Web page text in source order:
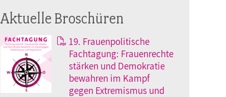
Aktuelle Broschüren
19. Frauenpolitische
Fachtagung: Frauenrechte
stärken und Demokratie
bewahren im Kampf
gegen Extremismus und